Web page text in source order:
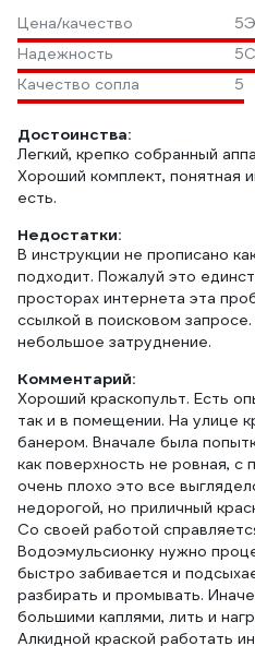
Цена/качество 5
Надежность
5
Качество сопла
5
Достоинства:
Легкий, крепко собранный
Хороший комплект, понятная
есть.
Недостатки:
В инструкции не прописано
подходит. Пожалуй это
просторах интернета эта
ссылкой в поисковом
небольшое затруднение.
Комментарий:
Хороший краскопульт. Есть
так и в помещении. На улице
банером. Вначале была
как поверхность не ровная, с
очень плохо это все
недорогой, но приличный
Со своей работой
Водоэмульсионку нужно
быстро забивается и
разбирать и промывать.
большими каплями, лить и
Алкидной краской работать